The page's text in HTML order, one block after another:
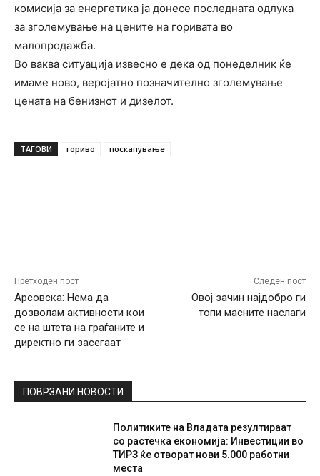
комисија за енергетика ја донесе последната одлука
за зголемување на цените на горивата во
малопродажба.
Во ваква ситуација извесно е дека од понеделник ќе
имаме ново, веројатно позначително зголемување
цената на бенизнот и дизелот.
ТАГОВИ гориво поскапување
Претходен пост
Арсовска: Нема да
дозволам активности кои
се на штета на граѓаните и
директно ги засегаат
Следен пост
Овој зачин најдобро ги
топи масните наслаги
ПОВРЗАНИ НОВОСТИ
Политиките на Владата резултираат
со растечка економија: Инвестиции во
ТИРЗ ќе отворат нови 5.000 работни
места